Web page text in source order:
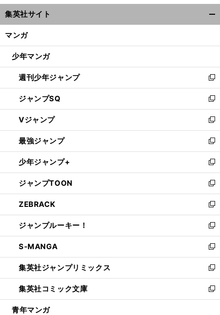
ウ
ィ
ン
ウ
開
く
集英社サイト
マンガ
少年マンガ
週刊少年ジャンプ
新
し
い
ウ
ィ
ン
ド
ウ
で
開
く
ジャンプSQ
新
し
い
ウ
ィ
ン
ド
ウ
で
開
く
Vジャンプ
新
し
い
ウ
ィ
ン
ド
ウ
で
開
く
最強ジャンプ
新
し
い
ウ
ィ
ン
ド
ウ
で
開
く
少年ジャンプ+
新
し
い
ウ
ィ
ン
ド
ウ
で
開
く
ジャンプTOON
新
し
い
ウ
ィ
ン
ド
ウ
で
開
く
ZEBRACK
新
し
い
ウ
ィ
ン
ド
ウ
で
開
ジャンプルーキー！
新
し
い
ウ
ィ
ン
ド
ウ
S-MANGA
新
し
い
ウ
ィ
ン
集英社ジャンプリミックス
新
し
い
ウ
集英社コミック文庫
新
し
青年マンガ